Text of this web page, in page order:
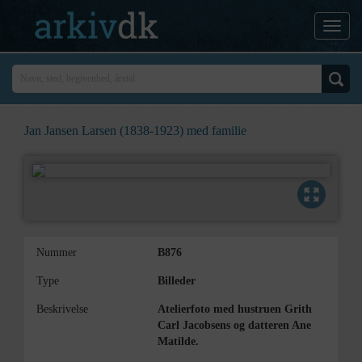
Jan Jansen Larsen (1838-1923) med familie
Nummer B876
Type Billeder
Beskrivelse
Atelierfoto med hustruen Grith
Carl Jacobsens og datteren Ane
Matilde.